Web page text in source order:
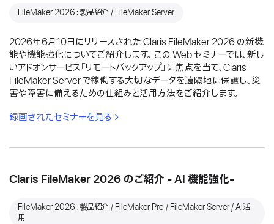
FileMaker 2026：製品紹介 / FileMaker Server
2026年6月10日にリリースされた Claris FileMaker 2026 の新機
能や機能強化についてご紹介します。 この Web セミナーでは、新し
いアドオンサービス「リモートバックアップ」に焦点を当て、Claris
FileMaker Server で稼働する大切なデータを遠隔地に保護し、災
害や障害に備えるための仕組みと活用方法をご紹介します。
録画されたセミナーを見る
Claris FileMaker 2026 のご紹介 - AI 機能強化-
FileMaker 2026：製品紹介 / FileMaker Pro / FileMaker Server / AI活
用